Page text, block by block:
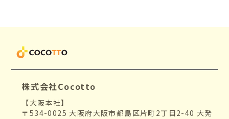
株式会社Cocotto
【大阪本社】
〒534-0025 大阪府大阪市都島区片町2丁目2-40 大発